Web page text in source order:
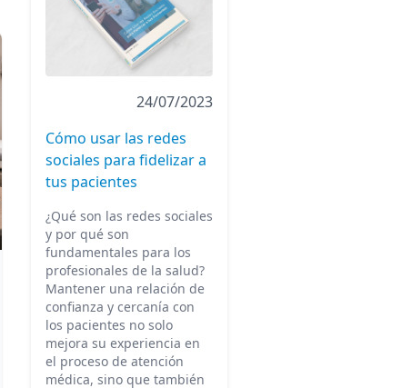
24/07/2023
Cómo usar las redes
sociales para fidelizar a
tus pacientes
¿Qué son las redes sociales
y por qué son
fundamentales para los
profesionales de la salud?
Mantener una relación de
confianza y cercanía con
los pacientes no solo
mejora su experiencia en
el proceso de atención
médica, sino que también